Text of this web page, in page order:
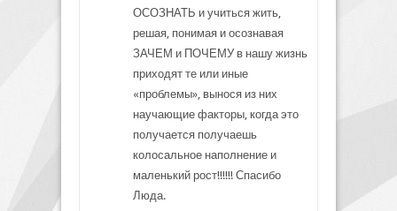
ОСОЗНАТЬ и учиться жить,
решая, понимая и осознавая
ЗАЧЕМ и ПОЧЕМУ в нашу жизнь
приходят те или иные
«проблемы», вынося из них
научающие факторы, когда это
получается получаешь
колосальное наполнение и
маленький рост!!!!!! Спасибо
Люда.